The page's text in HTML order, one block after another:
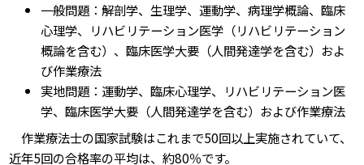
一般問題：解剖学、生理学、運動学、病理学概論、臨床
心理学、リハビリテーション医学（リハビリテーション
概論を含む）、臨床医学大要（人間発達学を含む）およ
び作業療法
実地問題：運動学、臨床心理学、リハビリテーション医
学、臨床医学大要（人間発達学を含む）および作業療法
作業療法士の国家試験はこれまで50回以上実施されていて、
近年5回の合格率の平均は、約80％です。